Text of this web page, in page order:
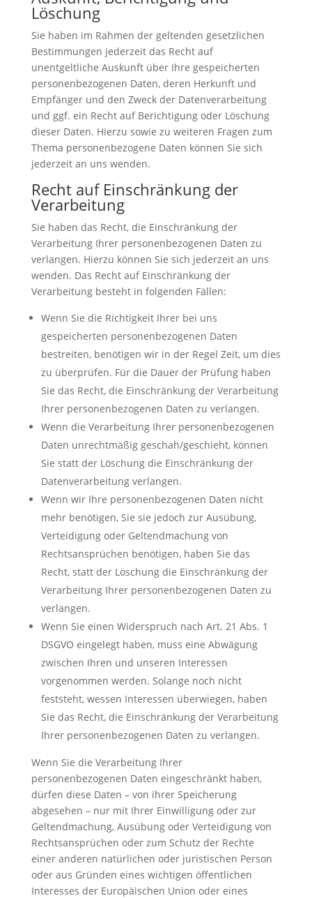
Löschung
Sie haben im Rahmen der geltenden gesetzlichen
Bestimmungen jederzeit das Recht auf
unentgeltliche Auskunft über Ihre gespeicherten
personenbezogenen Daten, deren Herkunft und
Empfänger und den Zweck der Datenverarbeitung
und ggf. ein Recht auf Berichtigung oder Löschung
dieser Daten. Hierzu sowie zu weiteren Fragen zum
Thema personenbezogene Daten können Sie sich
jederzeit an uns wenden.
Recht auf Einschränkung der
Verarbeitung
Sie haben das Recht, die Einschränkung der
Verarbeitung Ihrer personenbezogenen Daten zu
verlangen. Hierzu können Sie sich jederzeit an uns
wenden. Das Recht auf Einschränkung der
Verarbeitung besteht in folgenden Fällen:
Wenn Sie die Richtigkeit Ihrer bei uns
gespeicherten personenbezogenen Daten
bestreiten, benötigen wir in der Regel Zeit, um dies
zu überprüfen. Für die Dauer der Prüfung haben
Sie das Recht, die Einschränkung der Verarbeitung
Ihrer personenbezogenen Daten zu verlangen.
Wenn die Verarbeitung Ihrer personenbezogenen
Daten unrechtmäßig geschah/geschieht, können
Sie statt der Löschung die Einschränkung der
Datenverarbeitung verlangen.
Wenn wir Ihre personenbezogenen Daten nicht
mehr benötigen, Sie sie jedoch zur Ausübung,
Verteidigung oder Geltendmachung von
Rechtsansprüchen benötigen, haben Sie das
Recht, statt der Löschung die Einschränkung der
Verarbeitung Ihrer personenbezogenen Daten zu
verlangen.
Wenn Sie einen Widerspruch nach Art. 21 Abs. 1
DSGVO eingelegt haben, muss eine Abwägung
zwischen Ihren und unseren Interessen
vorgenommen werden. Solange noch nicht
feststeht, wessen Interessen überwiegen, haben
Sie das Recht, die Einschränkung der Verarbeitung
Ihrer personenbezogenen Daten zu verlangen.
Wenn Sie die Verarbeitung Ihrer
personenbezogenen Daten eingeschränkt haben,
dürfen diese Daten – von ihrer Speicherung
abgesehen – nur mit Ihrer Einwilligung oder zur
Geltendmachung, Ausübung oder Verteidigung von
Rechtsansprüchen oder zum Schutz der Rechte
einer anderen natürlichen oder juristischen Person
oder aus Gründen eines wichtigen öffentlichen
Interesses der Europäischen Union oder eines